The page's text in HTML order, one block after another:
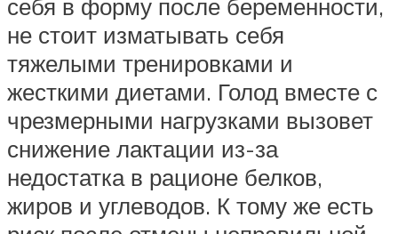
себя в форму после беременности,
не стоит изматывать себя
тяжелыми тренировками и
жесткими диетами. Голод вместе с
чрезмерными нагрузками вызовет
снижение лактации из-за
недостатка в рационе белков,
жиров и углеводов. К тому же есть